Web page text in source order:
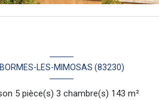
BORMES-LES-MIMOSAS (83230)
Maison 5 pièce(s) 3 chambre(s) 143 m²